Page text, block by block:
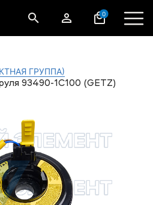
0
ГРУППА)
93490-1С100 (GETZ)